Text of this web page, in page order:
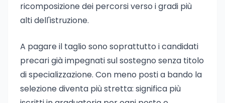
ricomposizione dei percorsi verso i gradi più
alti dell'istruzione.
A pagare il taglio sono soprattutto i candidati
precari già impegnati sul sostegno senza titolo
di specializzazione. Con meno posti a bando la
selezione diventa più stretta: significa più